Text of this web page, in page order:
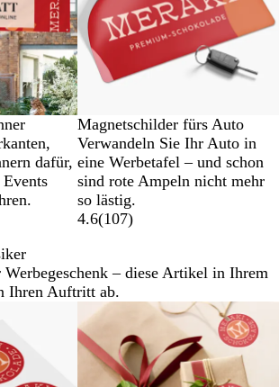
dafür,
Magnetschilder fürs Auto
Verwandeln Sie Ihr Auto in
eine Werbetafel – und schon
sind rote Ampeln nicht mehr
so lästig.
4.6(107)
Werbegeschenk – diese Artikel in Ihrem
Ihren Auftritt ab.